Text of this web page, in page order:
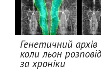
Генетичний архів
коли льон
за хроніки